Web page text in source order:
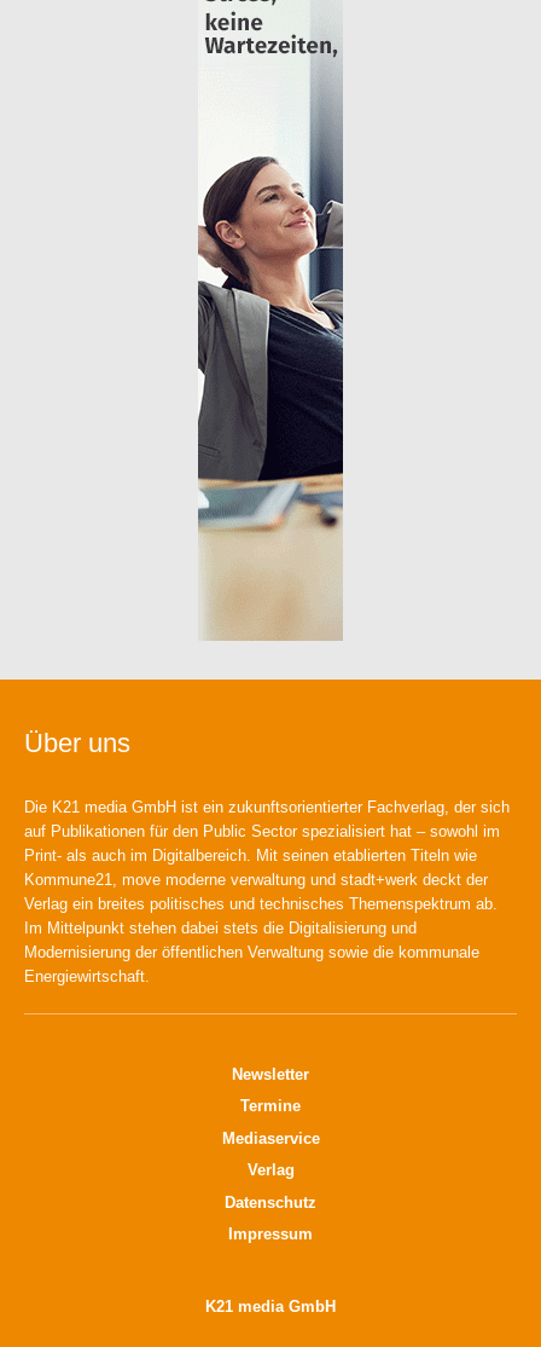
Über uns
Die K21 media GmbH ist ein zukunftsorientierter Fachverlag, der sich
auf Publikationen für den Public Sector spezialisiert hat – sowohl im
Print- als auch im Digitalbereich. Mit seinen etablierten Titeln wie
Kommune21, move moderne verwaltung und stadt+werk deckt der
Verlag ein breites politisches und technisches Themenspektrum ab.
Im Mittelpunkt stehen dabei stets die Digitalisierung und
Modernisierung der öffentlichen Verwaltung sowie die kommunale
Energiewirtschaft.
Newsletter
Termine
Mediaservice
Verlag
Datenschutz
Impressum
K21 media GmbH